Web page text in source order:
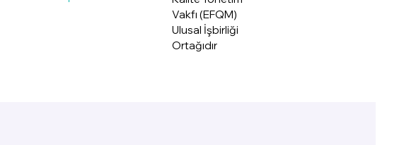
Vakfı (EFQM)
Ulusal İşbirliği
Ortağıdır